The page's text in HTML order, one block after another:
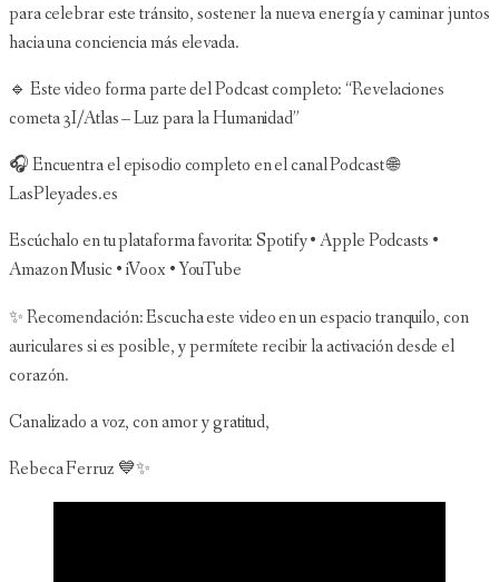
para celebrar este tránsito, sostener la nueva energía y caminar juntos
hacia una conciencia más elevada.
🔹 Este video forma parte del Podcast completo: “Revelaciones
cometa 3I/Atlas – Luz para la Humanidad”
🎧 Encuentra el episodio completo en el canal Podcast 🌐
LasPleyades.es
Escúchalo en tu plataforma favorita: Spotify • Apple Podcasts •
Amazon Music • iVoox • YouTube
✨ Recomendación: Escucha este video en un espacio tranquilo, con
auriculares si es posible, y permítete recibir la activación desde el
corazón.
Canalizado a voz, con amor y gratitud,
Rebeca Ferruz 💙✨